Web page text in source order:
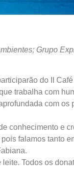
Grupo
do II
trabalha com
com os
conhecimento e
falamos tanto
Todos os